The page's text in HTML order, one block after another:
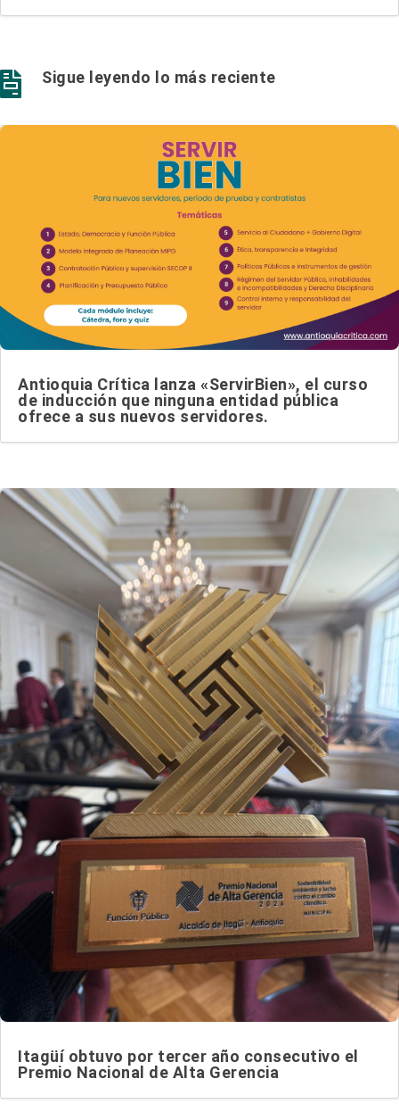
 Sigue leyendo lo más reciente
Antioquia Crítica lanza «ServirBien», el curso
de inducción que ninguna entidad pública
ofrece a sus nuevos servidores.
Itagüí obtuvo por tercer año consecutivo el
Premio Nacional de Alta Gerencia